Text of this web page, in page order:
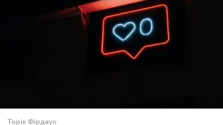
Торік Фірдаус